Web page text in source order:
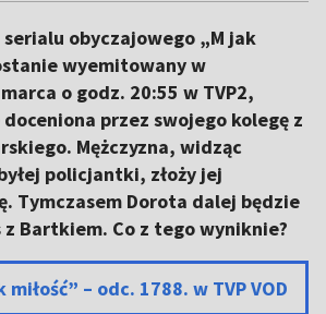
obyczajowego „M jak
wyemitowany w
o godz. 20:55 w TVP2,
przez swojego kolegę z
Mężczyzna, widząc
policjantki, złoży jej
Tymczasem Dorota dalej będzie
z Bartkiem. Co z tego wyniknie?
miłość” – odc. 1788. w TVP VOD